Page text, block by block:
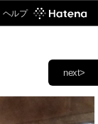
ヘルプ
next>